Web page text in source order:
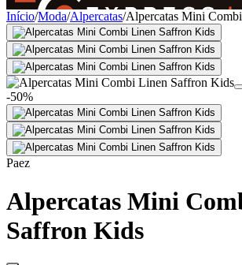
SINCE 2005
+de 36.000 reviews
Início/Moda/Alpercatas/Alpercatas Mini
-50%
Paez
Alpercatas Mini
Saffron Kids